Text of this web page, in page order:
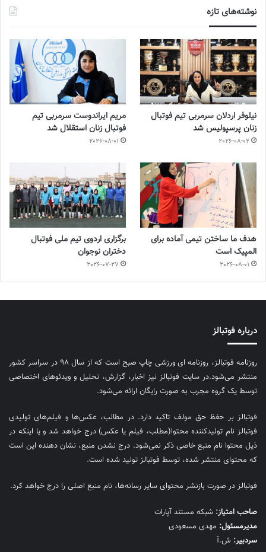
نوشته‌های تازه
نیلوفر اردلان سرمربی تیم فوتبال
زنان پرسپولیس شد
2026-08-02
مریم ایراندوست سرمربی تیم
فوتبال زنان استقلال شد
2026-08-01
هدف ما ساختن تیمی آماده برای
المپیک است
2026-08-01
برگزاری اردوی تیم ملی فوتبال
دختران نوجوان
2026-07-27
درباره فوتبالز
روزنامه فوتبالز، روزنامه ای ورزشی چاپ صبح است که از سال ۹۸ در سراسر کشور
منتشر می‌شود.در سایت فوتبالز نیز اخبار، گزارش، تحلیل و ویدئوهای اختصاصی
توسط یک گروه مجرب به صورت رایگان ارائه می‌شود.
فوتبالز بر حفظ حق مولف تاکید دارد. در مطالب، عکس‌ها و فیلم‌های تولیدی
فوتبالز نام تولیدکننده محتوا(مطلب، فیلم یا عکس) درج خواهد شد و یا اینکه در
ذیل محتوا نام منبع خاصی ذکر نمی‌‎شود. درج نشدن منبع، نشان دهنده این است
که محتوای منتشر شده، توسط فوتبالز تولید شده است.
فوتبالز در صورت بازنشر محتوای سایر رسانه‌ها، نام منبع اصلی را درج خواهد کرد.
صاحب امتیاز: شبکه مستند آپارات
مديرمسئول: مهدی مسعودی
سردبیر: ش.آ